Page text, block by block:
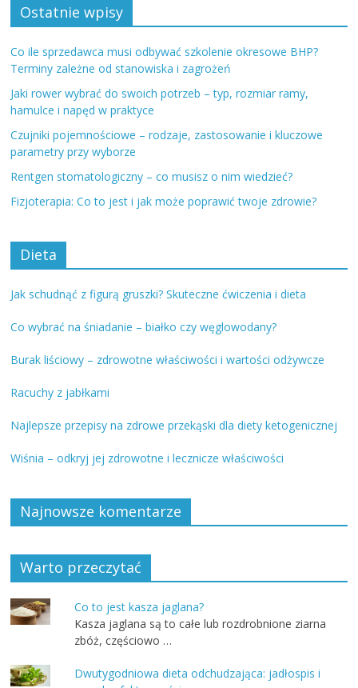
Ostatnie wpisy
Co ile sprzedawca musi odbywać szkolenie okresowe BHP?
Terminy zależne od stanowiska i zagrożeń
Jaki rower wybrać do swoich potrzeb – typ, rozmiar ramy,
hamulce i napęd w praktyce
Czujniki pojemnościowe – rodzaje, zastosowanie i kluczowe
parametry przy wyborze
Rentgen stomatologiczny – co musisz o nim wiedzieć?
Fizjoterapia: Co to jest i jak może poprawić twoje zdrowie?
Dieta
Jak schudnąć z figurą gruszki? Skuteczne ćwiczenia i dieta
Co wybrać na śniadanie – białko czy węglowodany?
Burak liściowy – zdrowotne właściwości i wartości odżywcze
Racuchy z jabłkami
Najlepsze przepisy na zdrowe przekąski dla diety ketogenicznej
Wiśnia – odkryj jej zdrowotne i lecznicze właściwości
Najnowsze komentarze
Warto przeczytać
Co to jest kasza jaglana?
Kasza jaglana są to całe lub rozdrobnione ziarna
zbóż, częściowo …
Dwutygodniowa dieta odchudzająca: jadłospis i